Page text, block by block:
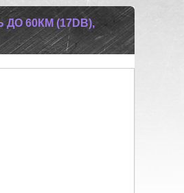
60КМ (17DB),